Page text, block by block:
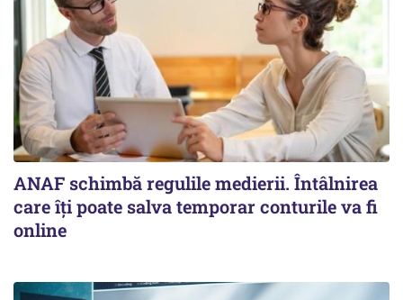
ANAF schimbă regulile medierii. Întâlnirea
care îți poate salva temporar conturile va fi
online